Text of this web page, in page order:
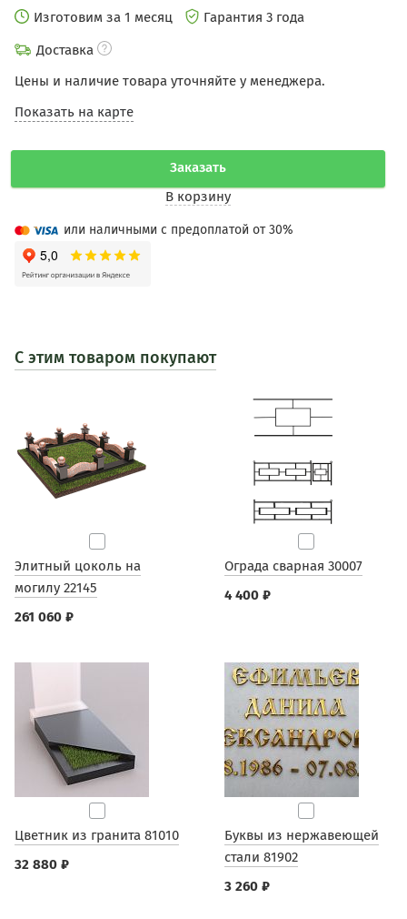
Изготовим за 1 месяц
Гарантия 3 года
Доставка
Цены и наличие товара уточняйте у менеджера.
Показать на карте
Заказать
В корзину
или наличными с предоплатой от 30%
С этим товаром покупают
Элитный цоколь на
могилу 22145
261 060 ₽
Ограда сварная 30007
4 400 ₽
Цветник из гранита 81010
32 880 ₽
Буквы из нержавеющей
стали 81902
3 260 ₽